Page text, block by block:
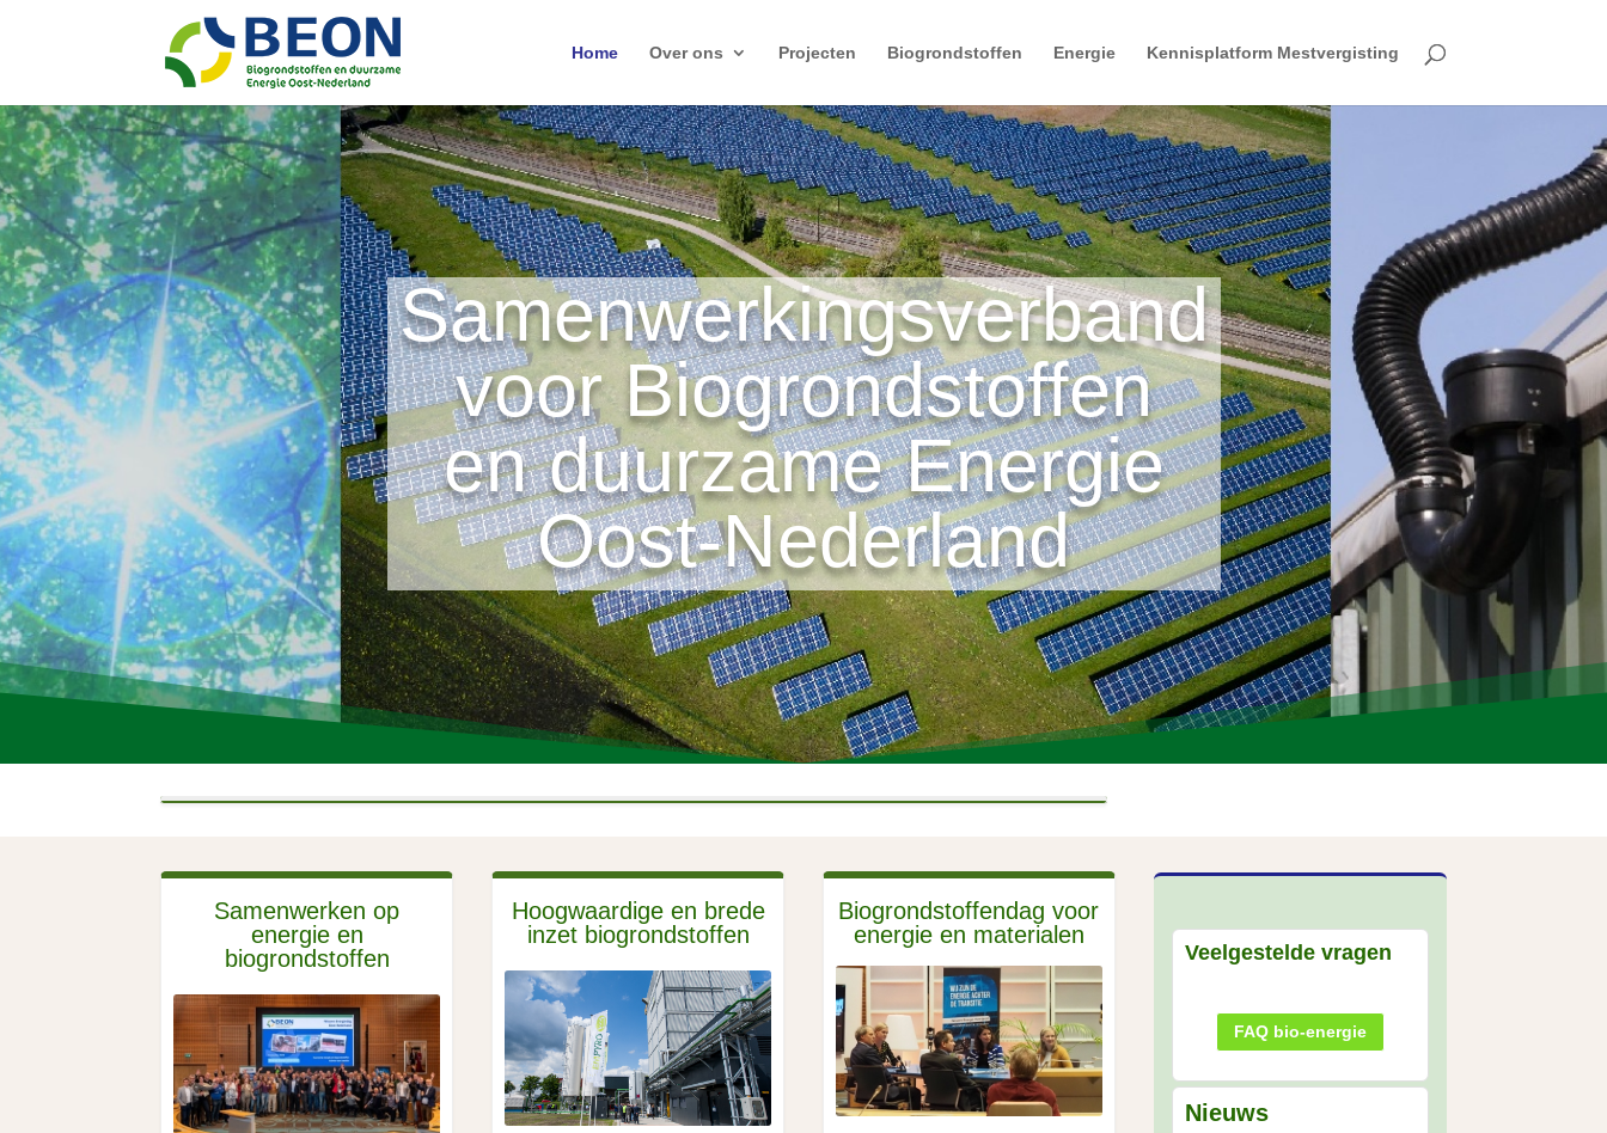
Home Over ons Projecten Biogrondstoffen Energie Kennisplatform Mestvergisting
Samenwerkingsverband
voor Biogrondstoffen
en duurzame Energie
Oost-Nederland
Samenwerken op
energie en
biogrondstoffen
Hoogwaardige en brede
inzet biogrondstoffen
Biogrondstoffendag voor
energie en materialen
Veelgestelde vragen
FAQ bio-energie
Nieuws